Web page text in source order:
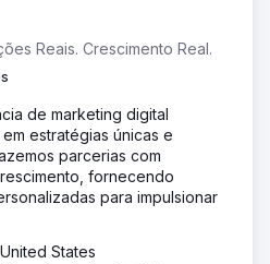
Com uma associação em
enfrentou desafios
uma marca coesa e estratégia
de um parceiro
e esforços de marketing
um crescimento
de serviço completo,
web design, planejamento
criativo e marketing de
Reais. Crescimento Real.
de marketing digital
estratégias únicas e
parcerias com
fornecendo
para impulsionar
States